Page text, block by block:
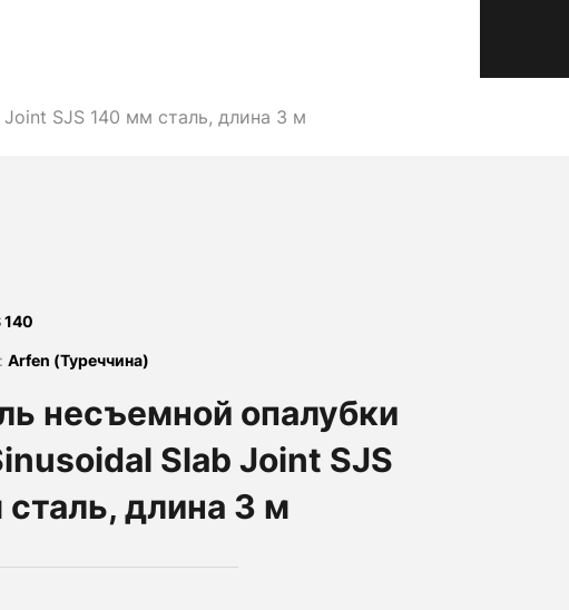
SJS 140 мм сталь, длина 3 м
140
Arfen (Туреччина)
несъемной опалубки
Slab Joint SJS
длина 3 м